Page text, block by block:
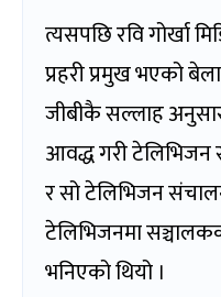
त्यसपछि रवि गोर्खा
प्रहरी प्रमुख भएको
जीबीकै सल्लाह
आवद्ध गरी टेलिभिजन
र सो टेलिभिजन
टेलिभिजनमा
भनिएको थियो ।